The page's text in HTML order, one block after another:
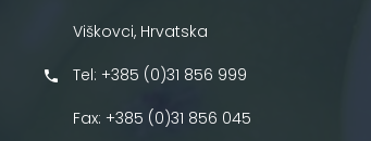
Viškovci, Hrvatska
Tel: +385 (0)31 856 999
Fax: +385 (0)31 856 045